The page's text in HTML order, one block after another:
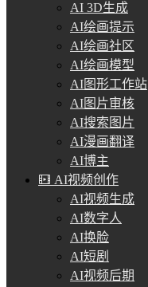
AI 3D生成
AI绘画提示
AI绘画社区
AI绘画模型
AI图形工作站
AI图片审核
AI搜索图片
AI漫画翻译
AI博主
AI视频创作
AI视频生成
AI数字人
AI换脸
AI短剧
AI视频后期